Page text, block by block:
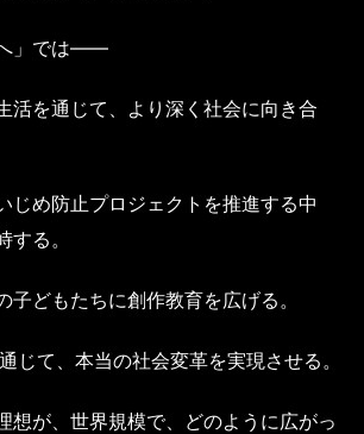
」では——
活を通じて、より深く社会に向き合
じめ防止プロジェクトを推進する中
る。
子どもたちに創作教育を広げる。
じて、本当の社会変革を実現させる。
想が、世界規模で、どのように広がっ